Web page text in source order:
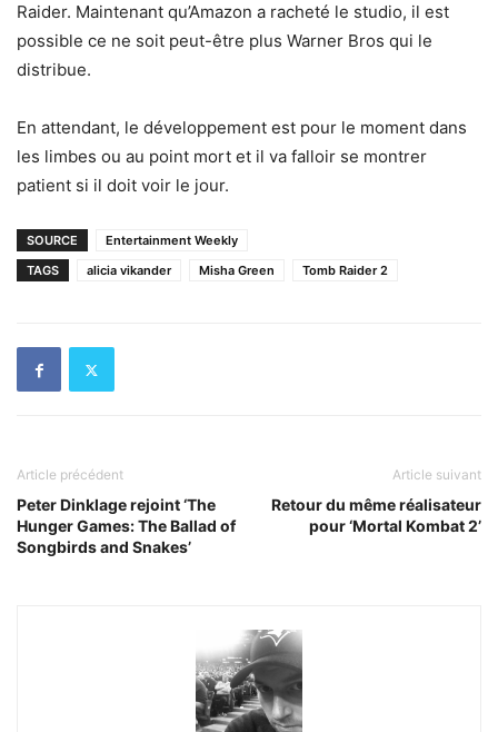
Raider. Maintenant qu’Amazon a racheté le studio, il est
possible ce ne soit peut-être plus Warner Bros qui le
distribue.
En attendant, le développement est pour le moment dans
les limbes ou au point mort et il va falloir se montrer
patient si il doit voir le jour.
SOURCE
Entertainment Weekly
TAGS
alicia vikander Misha Green Tomb Raider 2
Article précédent
Peter Dinklage rejoint ‘The
Hunger Games: The Ballad of
Songbirds and Snakes’
Article suivant
Retour du même réalisateur
pour ‘Mortal Kombat 2’